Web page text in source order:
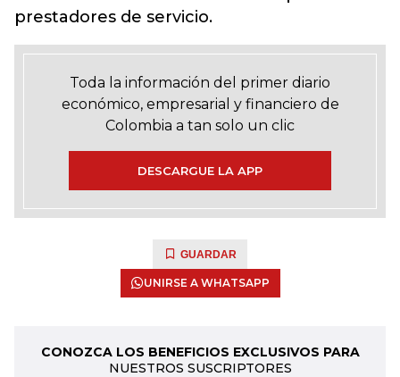
prestadores de servicio.
Toda la información del primer diario
económico, empresarial y financiero de
Colombia a tan solo un clic
DESCARGUE LA APP
GUARDAR
UNIRSE A WHATSAPP
CONOZCA LOS BENEFICIOS EXCLUSIVOS PARA
NUESTROS SUSCRIPTORES